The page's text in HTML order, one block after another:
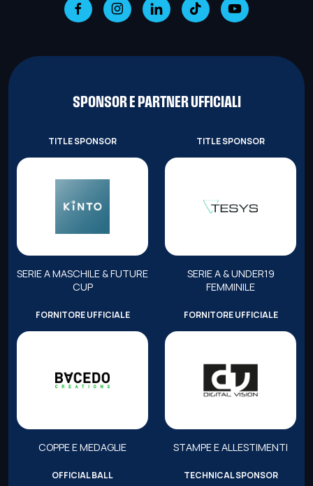
SPONSOR E PARTNER UFFICIALI
TITLE SPONSOR
SERIE A MASCHILE & FUTURE
CUP
TITLE SPONSOR
SERIE A & UNDER19
FEMMINILE
FORNITORE UFFICIALE
COPPE E MEDAGLIE
FORNITORE UFFICIALE
STAMPE E ALLESTIMENTI
OFFICIAL BALL TECHNICAL SPONSOR